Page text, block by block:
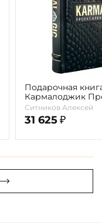
Подарочная
Кармалоджик
Ситникова"
Ситников Алексей
31 625 ₽